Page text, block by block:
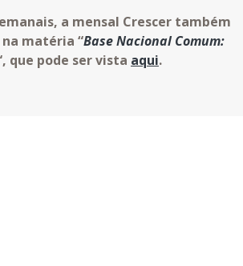
a mensal Crescer também
matéria “Base Nacional Comum:
que pode ser vista aqui.